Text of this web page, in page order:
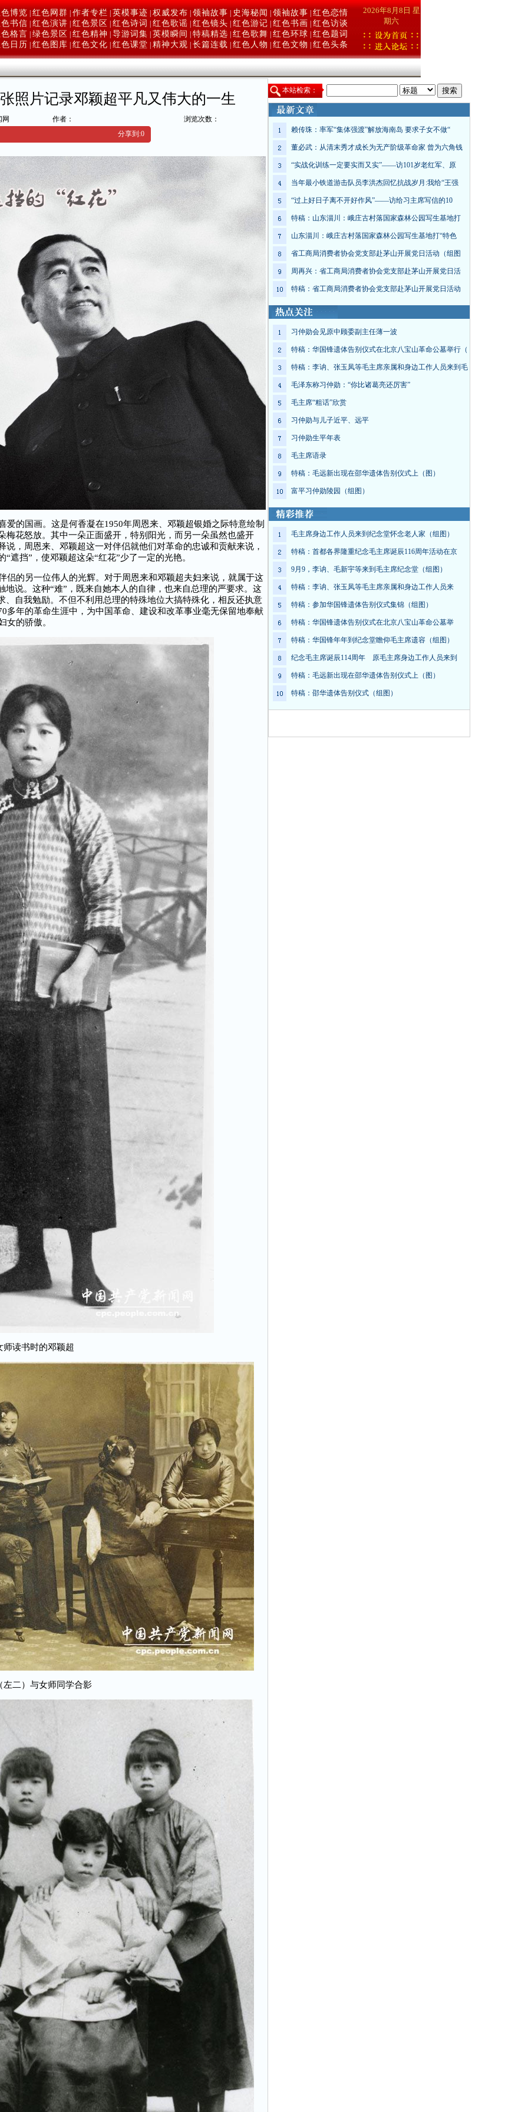
博览 红色网群 作者专栏 英模事迹 权威发布 领袖故事 史海秘闻 领袖故事 红色恋情
书信 红色演讲 红色景区 红色诗词 红色歌谣 红色镜头 红色游记 红色书画
红色访谈
格言 绿色景区 红色精神 导游词集 英模瞬间 特稿精选 红色歌舞 红色环球 红色题词
日历
红色图库 红色文化 红色课堂 精神大观 长篇连载 红色人物 红色文物 红色头条
2026年8月8日 星
期六
照片记录邓颖超平凡又伟大的一生
网 作者：
浏览次数：
分享到:0
爱的国画。这是何香凝在1950年周恩来、邓颖超银婚之际特意绘制
花怒放。其中一朵正面盛开，特别阳光，而另一朵虽然也盛开
，周恩来、邓颖超这一对伴侣就他们对革命的忠诚和贡献来说，
遮挡”，使邓颖超这朵“红花”少了一定的光艳。
的另一位伟人的光辉。对于周恩来和邓颖超夫妇来说，就属于这
说。这种“难”，既来自她本人的自律，也来自总理的严要求。这
自我勉励。不但不利用总理的特殊地位大搞特殊化，相反还执意
多年的革命生涯中，为中国革命、建设和改革事业毫无保留地奉献
女的骄傲。
师读书时的邓颖超
左二）与女师同学合影
本站检索：
赖传珠：率军“集体强渡”解放海南岛 要求子女不做“
董必武：从清末秀才成长为无产阶级革命家 曾为六角钱
“实战化训练一定要实而又实”——访101岁老红军、原
当年最小铁道游击队员李洪杰回忆抗战岁月:我给“王强
“过上好日子离不开好作风”——访给习主席写信的10
特稿：山东淄川：峨庄古村落国家森林公园写生基地打
山东淄川：峨庄古村落国家森林公园写生基地打“特色
省工商局消费者协会党支部赴茅山开展党日活动（组图
周再兴：省工商局消费者协会党支部赴茅山开展党日活
特稿：省工商局消费者协会党支部赴茅山开展党日活动
习仲勋会见原中顾委副主任薄一波
特稿：华国锋遗体告别仪式在北京八宝山革命公墓举行（
特稿：李讷、张玉凤等毛主席亲属和身边工作人员来到毛
毛泽东称习仲勋：“你比诸葛亮还厉害”
毛主席“粗话”欣赏
习仲勋与儿子近平、远平
习仲勋生平年表
毛主席语录
特稿：毛远新出现在邵华遗体告别仪式上（图）
富平习仲勋陵园（组图）
毛主席身边工作人员来到纪念堂怀念老人家（组图）
特稿：首都各界隆重纪念毛主席诞辰116周年活动在京
9月9，李讷、毛新宇等来到毛主席纪念堂（组图）
特稿：李讷、张玉凤等毛主席亲属和身边工作人员来
特稿：参加华国锋遗体告别仪式集锦（组图）
特稿：华国锋遗体告别仪式在北京八宝山革命公墓举
特稿：华国锋年年到纪念堂瞻仰毛主席遗容（组图）
纪念毛主席诞辰114周年 原毛主席身边工作人员来到
特稿：毛远新出现在邵华遗体告别仪式上（图）
特稿：邵华遗体告别仪式（组图）